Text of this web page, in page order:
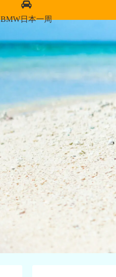
BMW日本一周